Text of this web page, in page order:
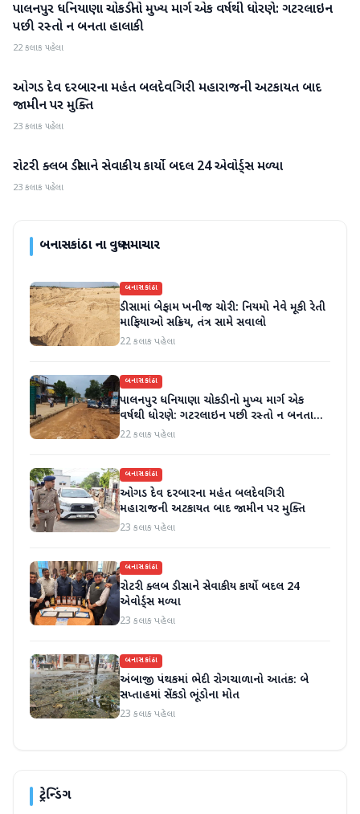
બનાસકાંઠા
પાલનપુર ધનિયાણા ચોકડીનો મુખ્ય માર્ગ એક વર્ષથી ધોરણે: ગટરલાઇન
પછી રસ્તો ન બનતા હાલાકી
22 કલાક પહેલા
બનાસકાંઠા
ઓગડ દેવ દરબારના મહંત બલદેવગિરી મહારાજની અટકાયત બાદ
જામીન પર મુક્તિ
23 કલાક પહેલા
બનાસકાંઠા
રોટરી ક્લબ ડીસાને સેવાકીય કાર્યો બદલ 24 એવોર્ડ્સ મળ્યા
23 કલાક પહેલા
બનાસકાંઠાના વધુ સમાચાર
બનાસકાંઠા
ડીસામાં બેફામ ખનીજ ચોરી: નિયમો નેવે મૂકી રેતી
માફિયાઓ સક્રિય, તંત્ર સામે સવાલો
22 કલાક પહેલા
બનાસકાંઠા
પાલનપુર ધનિયાણા ચોકડીનો મુખ્ય માર્ગ એક
વર્ષથી ધોરણે: ગટરલાઇન પછી રસ્તો ન બનતા
હાલાકી
22 કલાક પહેલા
બનાસકાંઠા
ઓગડ દેવ દરબારના મહંત બલદેવગિરી
મહારાજની અટકાયત બાદ જામીન પર મુક્તિ
23 કલાક પહેલા
બનાસકાંઠા
રોટરી ક્લબ ડીસાને સેવાકીય કાર્યો બદલ 24
એવોર્ડ્સ મળ્યા
23 કલાક પહેલા
બનાસકાંઠા
અંબાજી પંથકમાં ભેદી રોગચાળાનો આતંક: બે
સપ્તાહમાં સેંકડો ભૂંડોના મોત
23 કલાક પહેલા
ટ્રેન્ડિંગ